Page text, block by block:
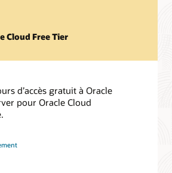
Cloud Free Tier
d’accès gratuit à Oracle
pour Oracle Cloud